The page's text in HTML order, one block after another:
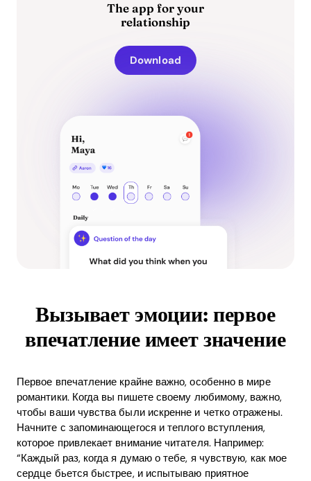
The app for your
relationship
Download
Вызывает эмоции: первое
впечатление имеет значение
Первое впечатление крайне важно, особенно в мире
романтики. Когда вы пишете своему любимому, важно,
чтобы ваши чувства были искренне и четко отражены.
Начните с запоминающегося и теплого вступления,
которое привлекает внимание читателя. Например:
“Каждый раз, когда я думаю о тебе, я чувствую, как мое
сердце бьется быстрее, и испытываю приятное